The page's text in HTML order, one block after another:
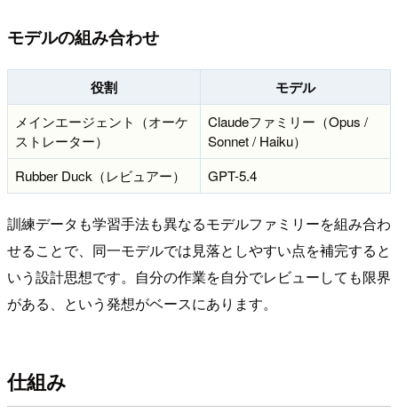
モデルの組み合わせ
役割 モデル
メインエージェント（オーケ
ストレーター）
Claudeファミリー（Opus /
Sonnet / Haiku）
Rubber Duck（レビュアー）
GPT-5.4
訓練データも学習手法も異なるモデルファミリーを組み合わ
せることで、同一モデルでは見落としやすい点を補完すると
いう設計思想です。自分の作業を自分でレビューしても限界
がある、という発想がベースにあります。
仕組み